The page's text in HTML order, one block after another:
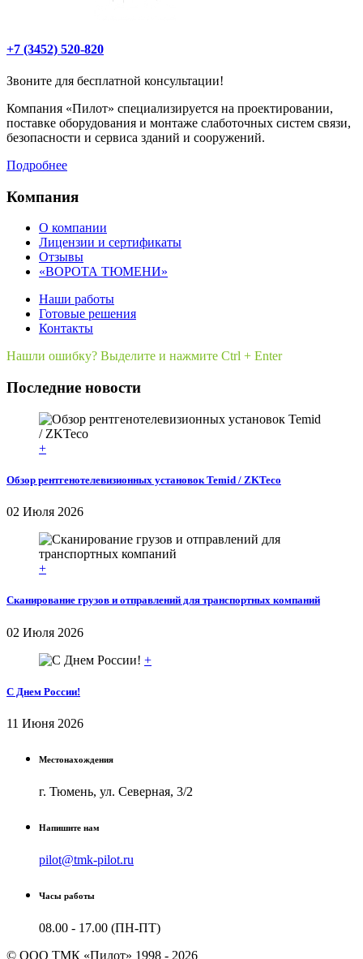
+7 (3452) 520-820
Звоните для бесплатной консультации!
Компания «Пилот» специализируется на проектировании,
поставке оборудования и монтаже слаботочных систем связи,
безопасности и сервиса зданий и сооружений.
Подробнее
Компания
О компании
Лицензии и сертификаты
Отзывы
«ВОРОТА ТЮМЕНИ»
Наши работы
Готовые решения
Контакты
Нашли ошибку? Выделите и нажмите Ctrl + Enter
Последние новости
+
Обзор рентгенотелевизионных установок Temid / ZKTeco
02 Июля 2026
+
Сканирование грузов и отправлений для транспортных компаний
02 Июля 2026
+
С Днем России!
11 Июня 2026
Местонахождения
г. Тюмень, ул. Северная, 3/2
Напишите нам
pilot@tmk-pilot.ru
Часы работы
08.00 - 17.00 (ПН-ПТ)
© ООО ТМК «Пилот» 1998 - 2026